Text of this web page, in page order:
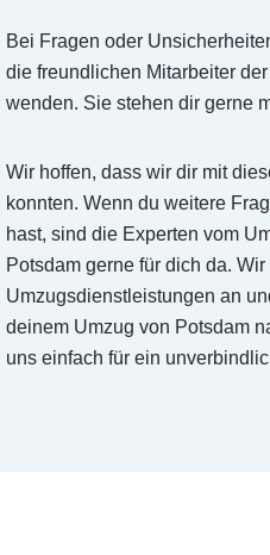
Bei Fragen oder
die freundlichen Mitarbeiter
wenden. Sie stehen dir gerne
Wir hoffen, dass wir dir mit
konnten. Wenn du weitere
hast, sind die Experten vom
Potsdam gerne für dich da.
Umzugsdienstleistungen an
deinem Umzug von Potsdam
uns einfach für ein